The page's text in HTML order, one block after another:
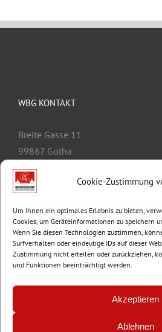
Cookie-Zustimmung
Um Ihnen ein optimales Erlebnis zu bieten,
Cookies, um Geräteinformationen zu speichern
Wenn Sie diesen Technologien zustimmen,
Surfverhalten oder eindeutige IDs auf dieser
Zustimmung nicht erteilen oder zurückziehen,
und Funktionen beeinträchtigt werden.
Akzeptieren
Ablehnen
WBG KONTAKT
Breite Gasse 11
99867 Gotha
Telefon:
E-Mail:
info@wbg-gotha.de